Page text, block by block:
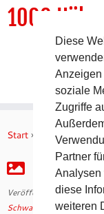
Inhalt
1000
DER
Start »
Veröffentlicht am10.
Schwabacher Winter
Diese
Anzeigen
soziale
Zugriffe
Partner
Analysen
diese
weiteren